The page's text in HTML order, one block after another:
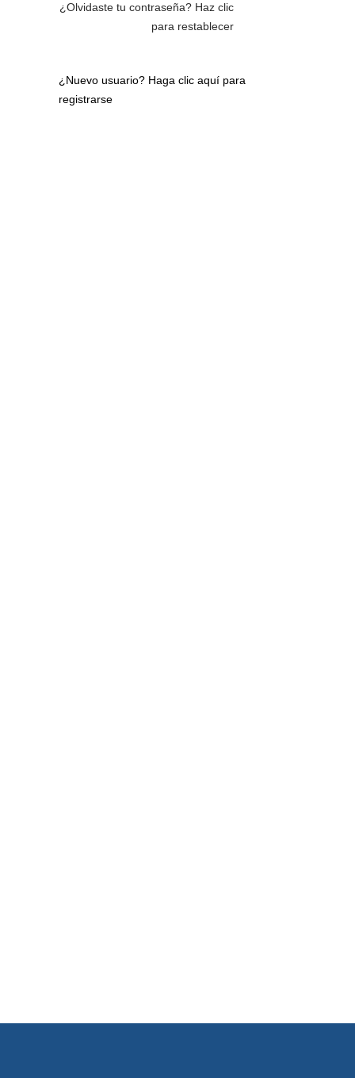
¿Olvidaste tu contraseña? Haz clic
para restablecer
¿Nuevo usuario? Haga clic aquí para
registrarse